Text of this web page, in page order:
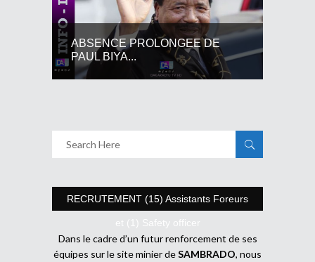
ABSENCE PROLONGEE DE
PAUL BIYA...
RECRUTEMENT (15) Assistants Foreurs
et (1) Safety officer
Dans le cadre d’un futur renforcement de ses
équipes sur le site minier deSAMBRADO, nous